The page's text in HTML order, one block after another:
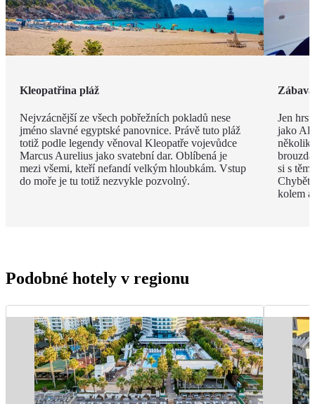
Kleopatřina pláž
Nejvzácnější ze všech pobřežních pokladů nese
jméno slavné egyptské panovnice. Právě tuto pláž
totiž podle legendy věnoval Kleopatře vojevůdce
Marcus Aurelius jako svatební dar. Oblíbená je
mezi všemi, kteří nefandí velkým hloubkám. Vstup
do moře je tu totiž nezvykle pozvolný.
Jen
jako
si s
Chybět
kolem
Podobné hotely v regionu